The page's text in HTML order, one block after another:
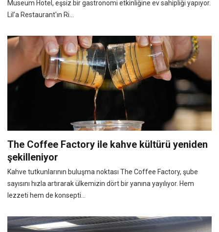
Museum Hotel, eşsiz bir gastronomi etkinliğine ev sahipliği yapıyor.
Lil’a Restaurant'ın Ri...
The Coffee Factory ile kahve kültürü yeniden
şekilleniyor
Kahve tutkunlarının buluşma noktası The Coffee Factory, şube
sayısını hızla artırarak ülkemizin dört bir yanına yayılıyor. Hem
lezzeti hem de konsepti...